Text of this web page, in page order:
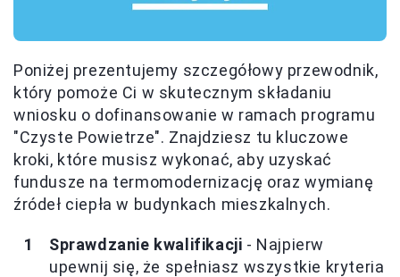
Poniżej prezentujemy szczegółowy przewodnik,
który pomoże Ci w skutecznym składaniu
wniosku o dofinansowanie w ramach programu
"Czyste Powietrze". Znajdziesz tu kluczowe
kroki, które musisz wykonać, aby uzyskać
fundusze na termomodernizację oraz wymianę
źródeł ciepła w budynkach mieszkalnych.
Sprawdzanie kwalifikacji - Najpierw
upewnij się, że spełniasz wszystkie kryteria